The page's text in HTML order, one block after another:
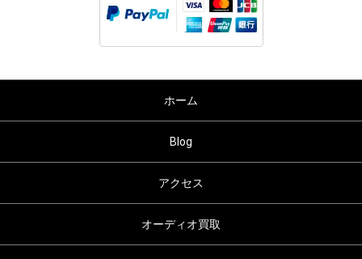
ホーム
Blog
アクセス
オーディオ買取